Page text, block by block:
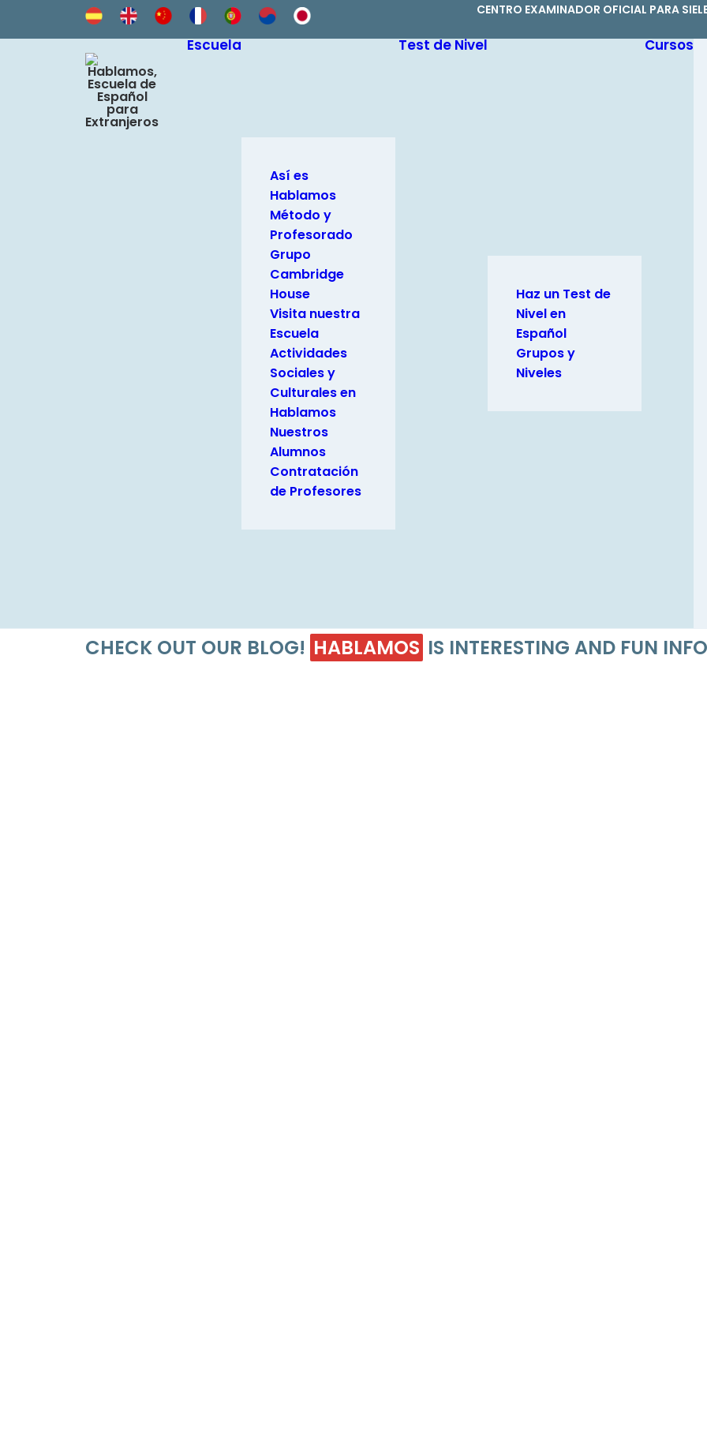
CENTRO EXAMINADOR OFICIAL PARA
Escuela
Así es
Hablamos
Método y
Profesorado
Grupo
Cambridge
House
Visita nuestra
Escuela
Actividades
Sociales y
Culturales en
Hablamos
Nuestros
Alumnos
Contratación
de Profesores
Test de Nivel
Haz un Test de
Nivel en
Español
Grupos y
Niveles
Cursos
CHECK OUT OUR BLOG! HABLAMOS IS INTERESTING AND FUN